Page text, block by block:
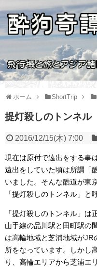
ホーム ShortTrip
提灯殺しのトンネル
2016/12/15(木) 7:00
現在は原付で遠出をする事
遠出をしていた頃は所謂「
いました。そんな酷道が東
「提灯殺しのトンネル」と
「提灯殺しのトンネル」
山手線の品川駅と田町駅の
は高輪地域と芝浦地域がJR
所をなっています。しかし
り、高輪エリアから芝浦エ